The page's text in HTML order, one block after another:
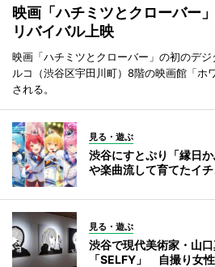
映画「ハチミツとクローバー
リバイバル上映
映画「ハチミツとクローバー」の初のデ
ルコ（渋谷区宇田川町）8階の映画館「ホ
される。
見る・遊ぶ
渋谷にすとぷり「縁日
や楽曲流して育てたイ
見る・遊ぶ
渋谷で現代美術家・山
「SELFY」 自撮り女性